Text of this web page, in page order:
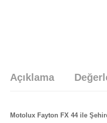
Açıklama
Motolux Fayton FX 44 ile